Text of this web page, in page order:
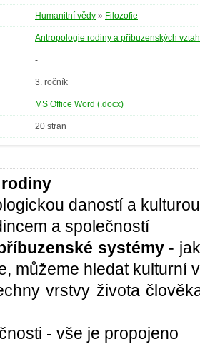
Humanitní vědy » Filozofie
Antropologie rodiny a příbuzenských
-
3. ročník
MS Office Word (.docx)
20 stran
daností a kulturou
a společností
systémy-
můžeme hledat kulturní
vrstvy života
- vše je propojeno